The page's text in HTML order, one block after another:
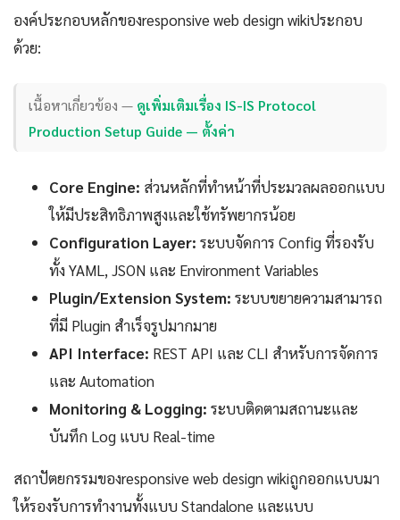
องค์ประกอบหลักของresponsive web design wikiประกอบ
ด้วย:
เนื้อหาเกี่ยวข้อง — ดูเพิ่มเติมเรื่อง IS-IS Protocol
Production Setup Guide — ตั้งค่า
Core Engine: ส่วนหลักที่ทำหน้าที่ประมวลผลออกแบบ
ให้มีประสิทธิภาพสูงและใช้ทรัพยากรน้อย
Configuration Layer: ระบบจัดการ Config ที่รองรับ
ทั้ง YAML, JSON และ Environment Variables
Plugin/Extension System: ระบบขยายความสามารถ
ที่มี Plugin สำเร็จรูปมากมาย
API Interface: REST API และ CLI สำหรับการจัดการ
และ Automation
Monitoring & Logging: ระบบติดตามสถานะและ
บันทึก Log แบบ Real-time
สถาปัตยกรรมของresponsive web design wikiถูกออกแบบมา
ให้รองรับการทำงานทั้งแบบ Standalone และแบบ